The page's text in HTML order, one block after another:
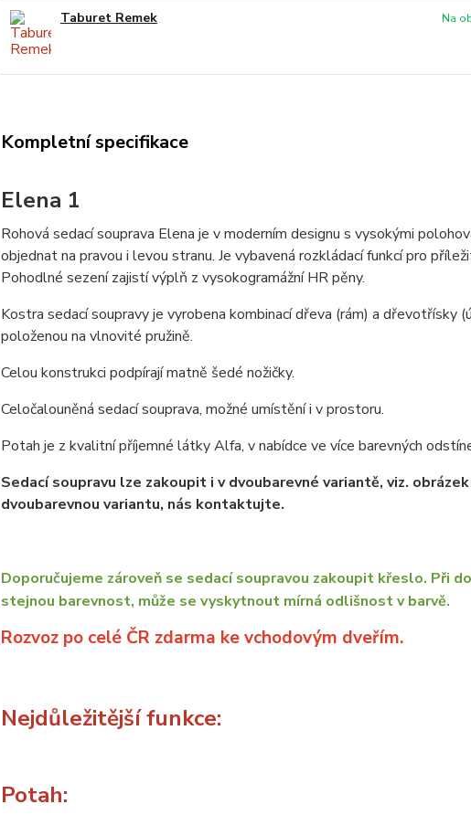
Taburet Remek Na
Kompletní specifikace
Elena 1
Rohová sedací souprava Elena je v moderním designu s vysokými
objednat na pravou i levou stranu. Je vybavená rozkládací funkcí pro
Pohodlné sezení zajistí výplň z vysokogramážní HR pěny.
Kostra sedací soupravy je vyrobena kombinací dřeva (rám) a dřevotřísky
položenou na vlnovité pružině.
Celou konstrukci podpírají matně šedé nožičky.
Celočalouněná sedací souprava, možné umístění i v prostoru.
Potah je z kvalitní příjemné látky Alfa, v nabídce ve více barevných
Sedací soupravu lze zakoupit i v dvoubarevné variantě, viz.
dvoubarevnou variantu, nás kontaktujte.
Doporučujeme zároveň se sedací soupravou zakoupit křeslo. Při
stejnou barevnost, může se vyskytnout mírná odlišnost v barvě.
Rozvoz po celé ČR zdarma ke vchodovým dveřím.
Nejdůležitější funkce:
Potah: